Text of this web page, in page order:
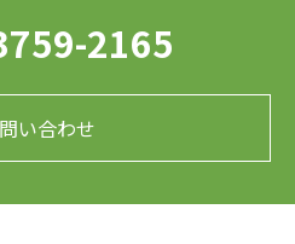
2165
い合わせ